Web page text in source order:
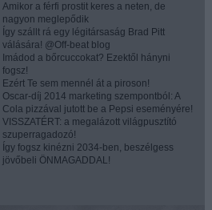
Amikor a férfi prostit keres a neten, de
nagyon meglepődik
Így szállt rá egy légitársaság Brad Pitt
válására! @Off-beat blog
Imádod a bőrcuccokat? Ezektől hányni
fogsz!
Ezért Te sem mennél át a piroson!
Oscar-díj 2014 marketing szempontból: A
Cola pizzával jutott be a Pepsi eseményére!
VISSZATÉRT: a megalázott világpusztító
szuperragadozó!
Így fogsz kinézni 2034-ben, beszélgess
jövőbeli ÖNMAGADDAL!